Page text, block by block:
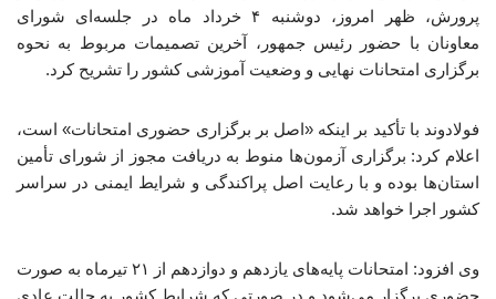
پرورش، ظهر امروز، دوشنبه ۴ خرداد ماه در جلسه‌ای شورای
معاونان با حضور رئیس جمهور، آخرین تصمیمات مربوط به نحوه
برگزاری امتحانات نهایی و وضعیت آموزشی کشور را تشریح کرد.
فولادوند با تأکید بر اینکه «اصل بر برگزاری حضوری امتحانات» است،
اعلام کرد: برگزاری آزمون‌ها منوط به دریافت مجوز از شورای تأمین
استان‌ها بوده و با رعایت اصل پراکندگی و شرایط ایمنی در سراسر
کشور اجرا خواهد شد.
وی افزود: امتحانات پایه‌های یازدهم و دوازدهم از ۲۱ تیرماه به صورت
حضوری برگزار می‌شود و در صورتی که شرایط کشور به حالت عادی